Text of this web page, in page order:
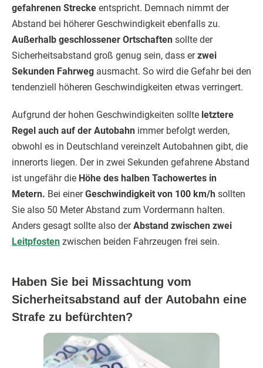
gefahrenen Strecke entspricht. Demnach nimmt der
Abstand bei höherer Geschwindigkeit ebenfalls zu.
Außerhalb geschlossener Ortschaften sollte der
Sicherheitsabstand groß genug sein, dass erzwei
Sekunden Fahrweg ausmacht. So wird die Gefahr bei den
tendenziell höheren Geschwindigkeiten etwas verringert.
Aufgrund der hohen Geschwindigkeiten sollte letztere
Regel auch auf der Autobahn immer befolgt werden,
obwohl es in Deutschland vereinzelt Autobahnen gibt, die
innerorts liegen. Der in zwei Sekunden gefahrene Abstand
ist ungefähr die Höhe des halben Tachowertes in
Metern. Bei einerGeschwindigkeit von 100 km/h sollten
Sie also 50 Meter Abstand zum Vordermann halten.
Anders gesagt sollte also derAbstand zwischen zwei
Leitpfosten zwischen beiden Fahrzeugen frei sein.
Haben Sie bei Missachtung vom
Sicherheitsabstand auf der Autobahn eine
Strafe zu befürchten?